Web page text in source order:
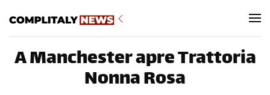
A Manchester apre Trattoria
Nonna Rosa